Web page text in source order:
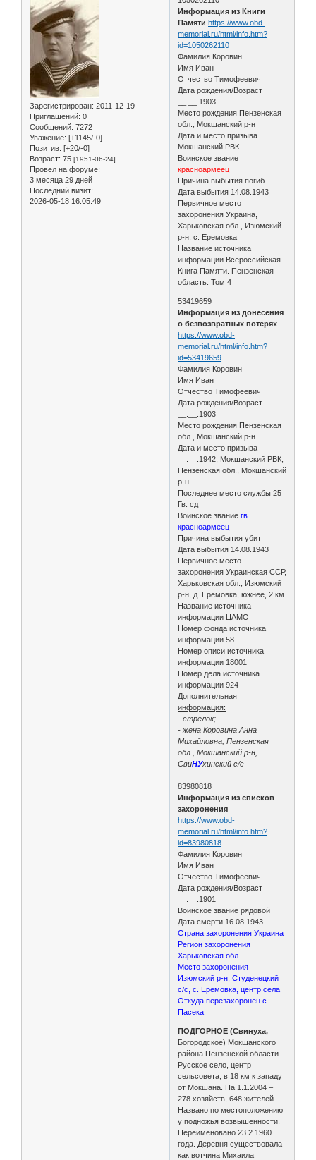
Зарегистрирован: 2011-12-19
Приглашений: 0
Сообщений: 7272
Уважение: [+1145/-0]
Позитив: [+20/-0]
Возраст: 75 [1951-06-24]
Провел на форуме:
3 месяца 29 дней
Последний визит:
2026-05-18 16:05:49
Информация из Книги
Памяти https://www.obd-
memorial.ru/html/info.htm?
id=1050262110
Фамилия Коровин
Имя Иван
Отчество Тимофеевич
Дата рождения/Возраст
__.__.1903
Место рождения Пензенская
обл., Мокшанский р-н
Дата и место призыва
Мокшанский РВК
Воинское звание
красноармеец
Причина выбытия погиб
Дата выбытия 14.08.1943
Первичное место
захоронения Украина,
Харьковская обл., Изюмский
р-н, с. Еремовка
Название источника
информации Всероссийская
Книга Памяти. Пензенская
область. Том 4
53419659
Информация из донесения
о безвозвратных потерях
https://www.obd-
memorial.ru/html/info.htm?
id=53419659
Фамилия Коровин
Имя Иван
Отчество Тимофеевич
Дата рождения/Возраст
__.__.1903
Место рождения Пензенская
обл., Мокшанский р-н
Дата и место призыва
__.__.1942, Мокшанский РВК,
Пензенская обл., Мокшанский
р-н
Последнее место службы 25
Гв. сд
Воинское званиегв.
красноармеец
Причина выбытия убит
Дата выбытия 14.08.1943
Первичное место
захоронения Украинская ССР,
Харьковская обл., Изюмский
р-н, д. Еремовка, южнее, 2 км
Название источника
информации ЦАМО
Номер фонда источника
информации 58
Номер описи источника
информации 18001
Номер дела источника
информации 924
Дополнительная
информация:
- стрелок;
- жена Коровина Анна
Михайловна, Пензенская
обл., Мокшанский р-н,
СвиНУхинский с/с
83980818
Информация из списков
захоронения
https://www.obd-
memorial.ru/html/info.htm?
id=83980818
Фамилия Коровин
Имя Иван
Отчество Тимофеевич
Дата рождения/Возраст
__.__.1901
Воинское звание рядовой
Дата смерти 16.08.1943
Страна захоронения Украина
Регион захоронения
Харьковская обл.
Место захоронения
Изюмский р-н, Студенецкий
с/с, с. Еремовка, центр села
Откуда перезахоронен с.
Пасека
ПОДГОРНОЕ (Свинуха,
Богородское) Мокшанского
района Пензенской области
Русское село, центр
сельсовета, в 18 км к западу
от Мокшана. На 1.1.2004 –
278 хозяйств, 648 жителей.
Названо по местоположению
у подножья возвышенности.
Переименовано 23.2.1960
года. Деревня существовала
как вотчина Михаила